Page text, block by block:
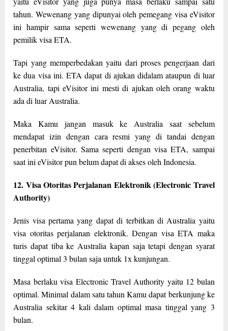
tahun. Wewenang yang dipunyai oleh pemegang visa eVisitor
ini hampir sama seperti wewenang yang di pegang oleh
pemilik visa ETA.
Tapi yang memperbedakan yaitu dari proses pengerjaan dari
ke dua visa ini. ETA dapat di ajukan didalam ataupun di luar
Australia, tapi eVisitor ini mesti di ajukan oleh orang waktu
ada di luar Australia.
Maka Kamu jangan masuk ke Australia saat sebelum
mendapat izin dengan cara resmi yang di tandai dengan
penerbitan eVisitor. Sama seperti dengan visa ETA, sampai
saat ini eVisitor pun belum dapat di akses oleh Indonesia.
12. Visa Otoritas Perjalanan Elektronik (Electronic Travel
Authority)
Jenis visa pertama yang dapat di terbitkan di Australia yaitu
visa otoritas perjalanan elektronik. Dengan visa ETA maka
turis dapat tiba ke Australia kapan saja tetapi dengan syarat
tinggal optimal 3 bulan saja untuk 1x kunjungan.
Masa berlaku visa Electronic Travel Authority yaitu 12 bulan
optimal. Minimal dalam satu tahun Kamu dapat berkunjung ke
Australia sekitar 4 kali dalam optimal masa tinggal yang 3
bulan.